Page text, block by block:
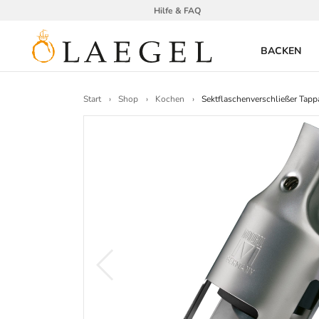
Hilfe & FAQ
BACKEN
Start Shop Kochen Sektflaschenverschließer